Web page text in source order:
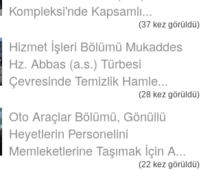
Kompleksi'nde Kapsamlı...
(37 kez görüldü)
Hizmet İşleri Bölümü Mukaddes
Hz. Abbas (a.s.) Türbesi
Çevresinde Temizlik Hamle...
(28 kez görüldü)
Oto Araçlar Bölümü, Gönüllü
Heyetlerin Personelini
Memleketlerine Taşımak İçin A...
(22 kez görüldü)